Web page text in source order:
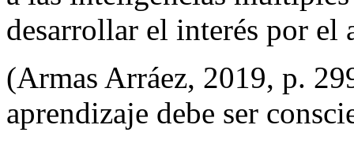
desarrollar el interés por el
(Armas Arráez, 2019, p.
aprendizaje debe ser